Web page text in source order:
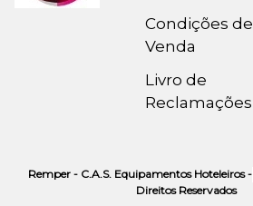
Condições de
Venda
Livro de
Reclamações
Remper - C.A.S. Equipamentos Hoteleiros -
Direitos Reservados